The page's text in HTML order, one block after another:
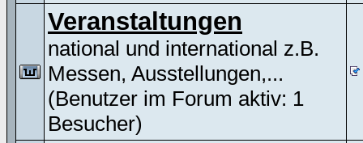
Veranstaltungen
national und international z.B.
Messen, Ausstellungen,...
(Benutzer im Forum aktiv: 1
Besucher)